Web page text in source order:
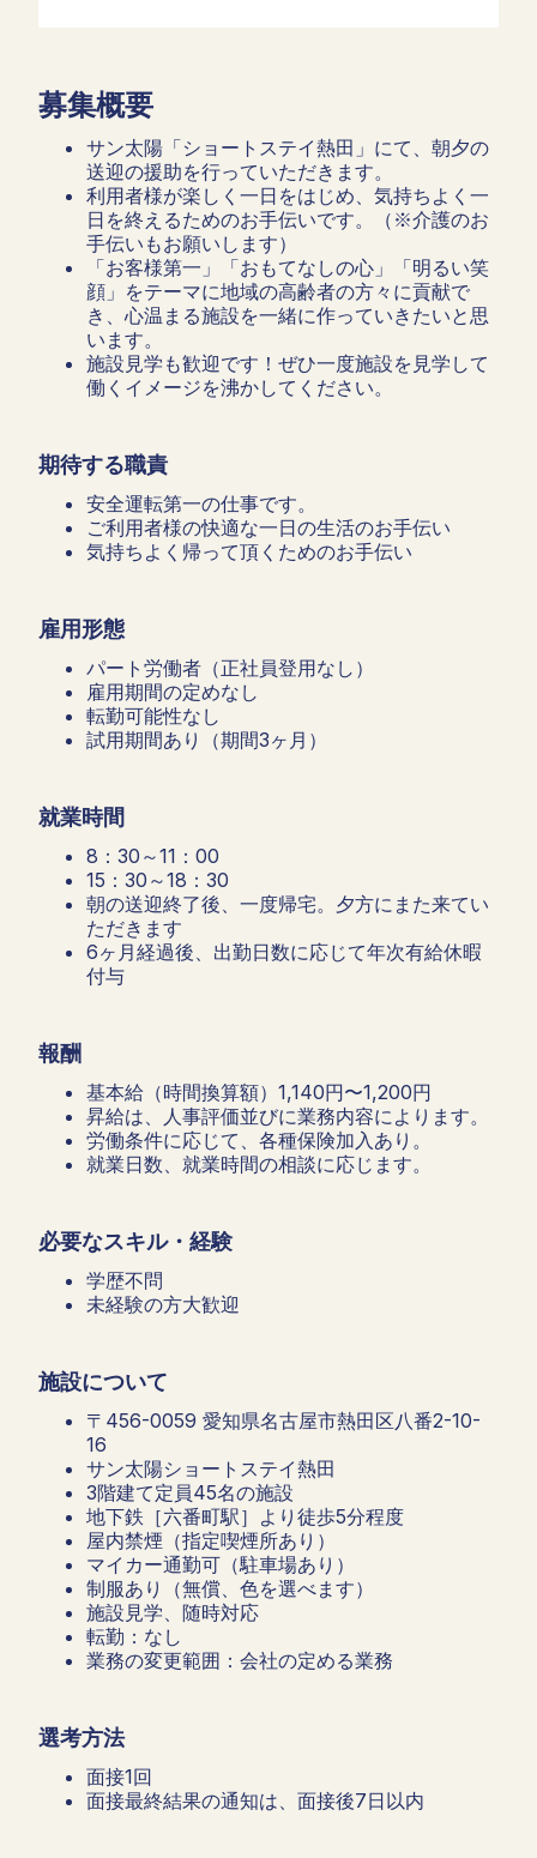
募集概要
サン太陽「ショートステイ熱田」にて、朝夕の
送迎の援助を行っていただきます。
利用者様が楽しく一日をはじめ、気持ちよく一
日を終えるためのお手伝いです。（※介護のお
手伝いもお願いします）
「お客様第一」「おもてなしの心」「明るい笑
顔」をテーマに地域の高齢者の方々に貢献で
き、心温まる施設を一緒に作っていきたいと思
います。
施設見学も歓迎です！ぜひ一度施設を見学して
働くイメージを沸かしてください。
期待する職責
安全運転第一の仕事です。
ご利用者様の快適な一日の生活のお手伝い
気持ちよく帰って頂くためのお手伝い
雇用形態
パート労働者（正社員登用なし）
雇用期間の定めなし
転勤可能性なし
試用期間あり（期間3ヶ月）
就業時間
8：30～11：00
15：30～18：30
朝の送迎終了後、一度帰宅。夕方にまた来てい
ただきます
6ヶ月経過後、出勤日数に応じて年次有給休暇
付与
報酬
基本給（時間換算額）1,140円〜1,200円
昇給は、人事評価並びに業務内容によります。
労働条件に応じて、各種保険加入あり。
就業日数、就業時間の相談に応じます。
必要なスキル・経験
学歴不問
未経験の方大歓迎
施設について
〒456-0059 愛知県名古屋市熱田区八番2-10-
16
サン太陽ショートステイ熱田
3階建て定員45名の施設
地下鉄［六番町駅］より徒歩5分程度
屋内禁煙（指定喫煙所あり）
マイカー通勤可（駐車場あり）
制服あり（無償、色を選べます）
施設見学、随時対応
転勤：なし
業務の変更範囲：会社の定める業務
選考方法
面接1回
面接最終結果の通知は、面接後7日以内